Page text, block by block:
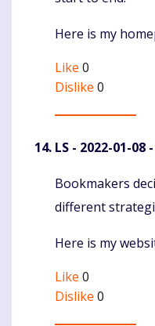
Here is my
Like 0
Dislike 0
LS - 2022-01-08
Komentaras
Bookmakers
different
Here is my
Like 0
Dislike 0